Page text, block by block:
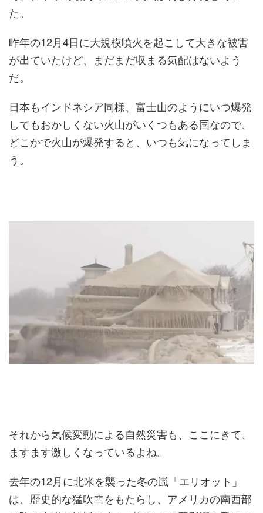
た。
昨年の12月4日に大規模噴火を起こして大きな被害
が出ていたけど、まだまだ収まる気配はないよう
だ。
日本もインドネシア同様、富士山のようにいつ爆発
してもおかしくない火山がいくつもある国なので、
どこかで火山が爆発すると、いつも気になってしま
う。
それから気候変動による自然災害も、ここにきて、
ますます激しくなっているよね。
去年の12月に北米を襲った冬の嵐「エリオット」
は、歴史的な猛吹雪をもたらし、アメリカの南西部